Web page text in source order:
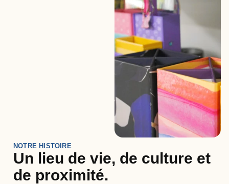
NOTRE HISTOIRE
Un lieu de vie, de culture et
de proximité.